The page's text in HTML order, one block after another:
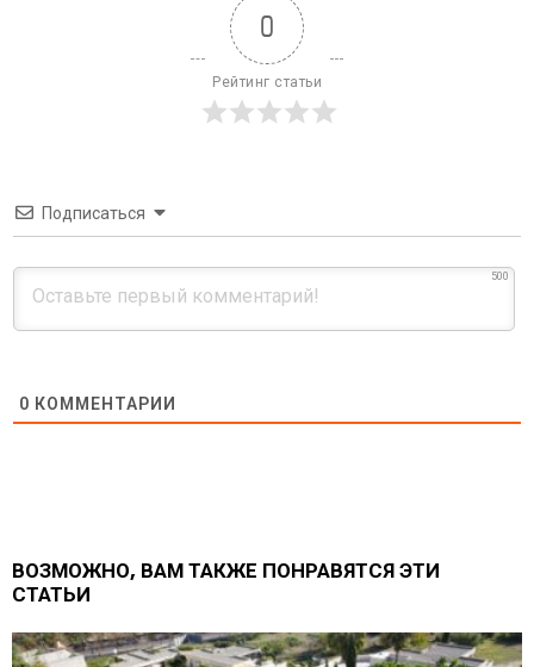
0
Рейтинг статьи
Подписаться
500
0 КОММЕНТАРИИ
ВОЗМОЖНО, ВАМ ТАКЖЕ ПОНРАВЯТСЯ ЭТИ
СТАТЬИ